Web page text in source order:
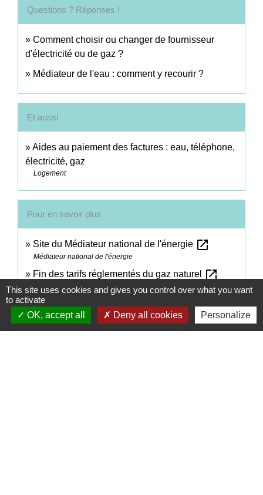
Questions ? Réponses !
Comment choisir ou changer de fournisseur
d'électricité ou de gaz ?
Médiateur de l'eau : comment y recourir ?
Et aussi
Aides au paiement des factures : eau, téléphone,
électricité, gaz
Logement
Pour en savoir plus
Site du Médiateur national de l'énergie open_in_new
Médiateur national de l'énergie
Fin des tarifs réglementés du gaz naturel open_in_new
Institut national de la consommation (INC)
Signaler une erreur sur cette page
This site uses cookies and gives you control over what you want
to activate
OK, accept all
Deny all cookies Personalize